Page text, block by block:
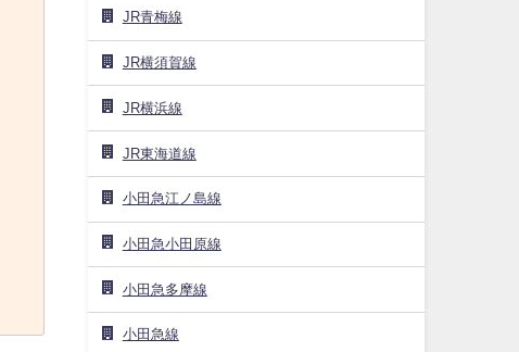
JR青梅線
JR横須賀線
JR横浜線
JR東海道線
小田急江ノ島線
小田急小田原線
小田急多摩線
小田急線